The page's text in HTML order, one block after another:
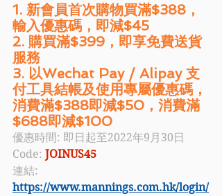
1. 新會員首次購物買滿$388，
輸入優惠碼，即減$45
2. 購買滿$399，即享免費送貨
服務
3. 以Wechat Pay / Alipay 支
付工具結帳及使用專屬優惠碼，
消費滿$388即減$50，消費滿
$688即減$100
優惠時間: 即日起至2022年9月30日
Code: JOINUS45
連結:
https://www.mannings.com.hk/login/